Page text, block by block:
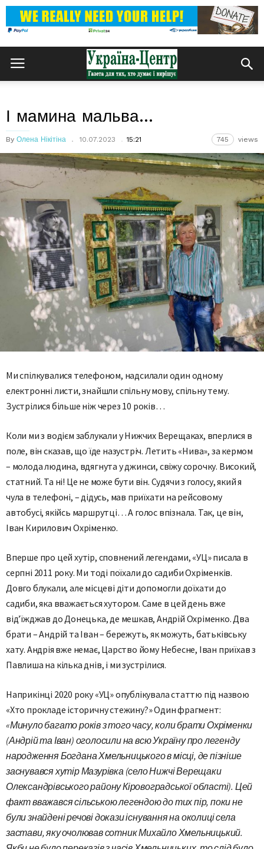
І мамина мальва…
By Олена Нікітіна 10.07.2023 15:21 745 views
Ми спілкувалися телефоном, надсилали один одному
електрон­ні листи, знайшли спільну мову, спільну тему.
Зустрілися більше ніж через 10 років…
Коли ми з водієм заблукали у Нижчих Верещаках, вперлися в
поле, він сказав, що їде назустріч. Летить «Нива», за кермом
– молода людина, вдягнута у джинси, свіжу сорочку. Високий,
статний. Та ні! Це не може бути він. Судячи з голосу, який я
чула в телефоні, – дідусь, мав приїхати на рейсовому
автобусі, якійсь маршрутці… А голос впізнала. Так, це він,
Іван Кирилович Охріменко.
Вперше про цей хутір, сповнений легендами, «УЦ» писала в
серпні 2011 року. Ми тоді поїхали до садиби Охріменків.
Довго блукали, але місцеві діти допомогли доїхати до
садиби, яка вважається хутором. Саме в цей день вже
від’їжджав до Донецька, де мешкав, Андрій Охріменко. Два
брати – Андрій та Іван – бережуть, як можуть, батьківську
хату. Андрія вже немає, Царство йому Небесне, Іван приїхав з
Павлиша на кілька днів, і ми зустрілися.
Наприкінці 2020 року «УЦ» опублікувала статтю під назвою
«Хто прокладе історичну стежину?» Один фрагмент:
«Минуло багато років з того часу, коли брати Охріменки
(Андрій та Іван) оголосили на всю Україну про легенду
народження Богдана Хмельницького в місці, де пізніше
заснувався хутір Мазурівка (село Нижчі Верещаки
Олександрівського району Кіровоградської області). Цей
факт вважався сільською легендою до тих пір, поки не
були знайдені речові докази існування на околиці села
застави, яку очолював сотник Михайло Хмельницький.